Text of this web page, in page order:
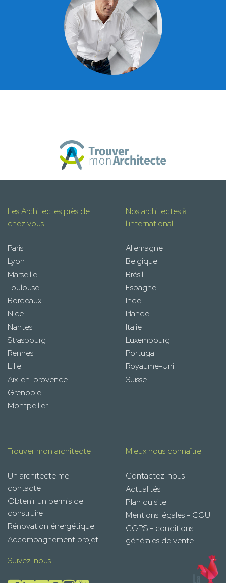
Les Architectes près de
chez vous
Paris
Lyon
Marseille
Toulouse
Bordeaux
Nice
Nantes
Strasbourg
Rennes
Lille
Aix-en-provence
Grenoble
Montpellier
Nos architectes à
l'international
Allemagne
Belgique
Brésil
Espagne
Inde
Irlande
Italie
Luxembourg
Portugal
Royaume-Uni
Suisse
Trouver mon architecte
Un architecte me
contacte
Obtenir un permis de
construire
Rénovation énergétique
Accompagnement projet
Mieux nous connaître
Contactez-nous
Actualités
Plan du site
Mentions légales - CGU
CGPS - conditions
générales de vente
Suivez-nous